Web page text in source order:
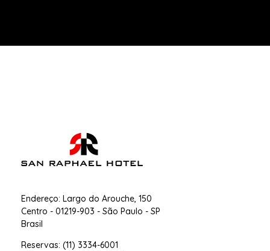
Endereço: Largo do Arouche, 150
Centro - 01219-903 - São Paulo - SP
Brasil
Reservas: (11) 3334-6001